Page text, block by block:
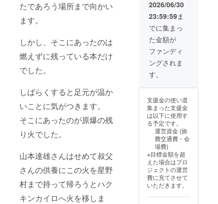
たであろう場所まで向かい
ます。
しかし、そこにあったのは
燃えずに残っている本だけ
でした。
しばらくすると足元が温か
いことに気がつきます。
そこにあったのが原爆の残
り火でした。
山本達雄さんはせめて叔父
さんの供養にこの火を星野
村まで持って帰ろうとハク
キンカイロへ火を移しま
キャン
ドル終
了後(9
月頃)に
2026年
活動報
告をお
送りし
ます。
③ 募集
期間終
了後、
サンク
スメー
ルをお
送りし
ます。
ンドル
配信へ
の参加
ガイド
をお送
りしま
す。 ⑤
キャン
ドル終
了後(9
月頃)に
2026年
活動報
2026/06/30
23:59:59ま
でに集まっ
た金額が
ファンディ
ングされま
す。
支援金の使い道
集まった支援金
は以下に使用す
る予定です。
運営資金 (旅
費交通費・会
場費)
※目標金額を超
えた場合はプロ
ジェクトの運営
費に充てさせて
いただきます。